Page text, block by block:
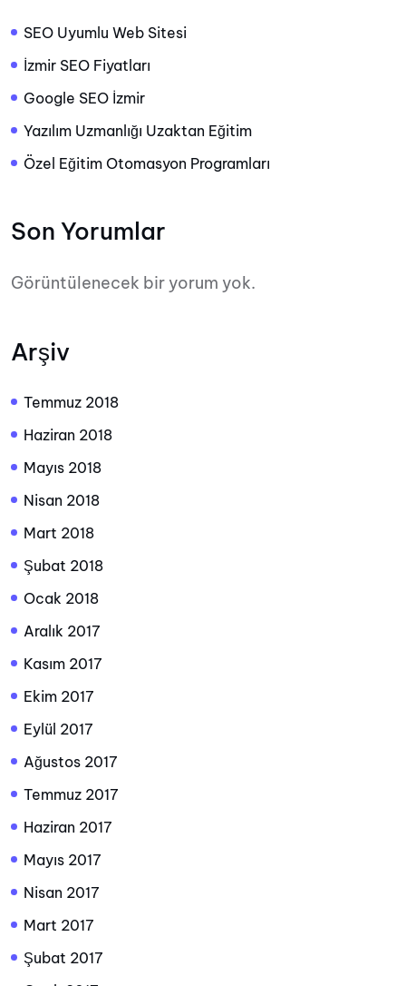
SEO Uyumlu Web Sitesi
İzmir SEO Fiyatları
Google SEO İzmir
Yazılım Uzmanlığı Uzaktan Eğitim
Özel Eğitim Otomasyon Programları
Son Yorumlar
Görüntülenecek bir yorum yok.
Arşiv
Temmuz 2018
Haziran 2018
Mayıs 2018
Nisan 2018
Mart 2018
Şubat 2018
Ocak 2018
Aralık 2017
Kasım 2017
Ekim 2017
Eylül 2017
Ağustos 2017
Temmuz 2017
Haziran 2017
Mayıs 2017
Nisan 2017
Mart 2017
Şubat 2017